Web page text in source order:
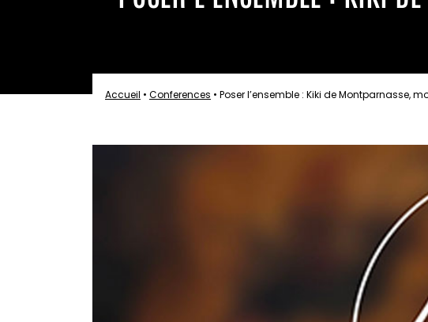
Accueil • Conferences • Poser l’ensemble : Kiki de Montparnasse,